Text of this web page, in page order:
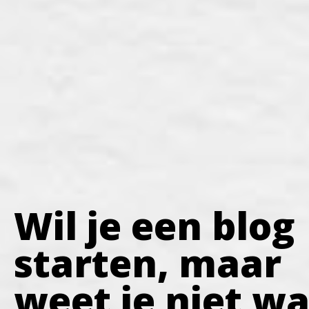
Wil je een blog
starten, maar